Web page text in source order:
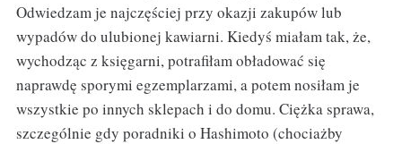
Odwiedzam je najczęściej przy okazji zakupów lub
wypadów do ulubionej kawiarni. Kiedyś miałam tak, że,
wychodząc z księgarni, potrafiłam obładować się
naprawdę sporymi egzemplarzami, a potem nosiłam je
wszystkie po innych sklepach i do domu. Ciężka sprawa,
szczególnie gdy poradniki o Hashimoto (chociażby